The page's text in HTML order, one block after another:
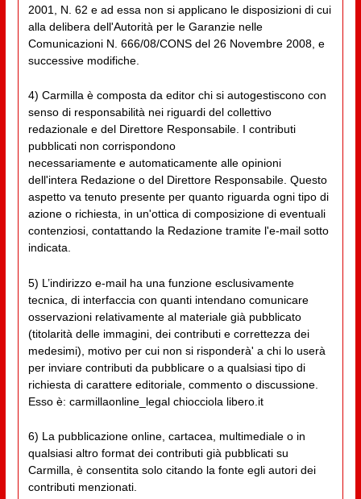
2001, N. 62 e ad essa non si applicano le disposizioni di cui
alla delibera dell'Autorità per le Garanzie nelle
Comunicazioni N. 666/08/CONS del 26 Novembre 2008, e
successive modifiche.
4) Carmilla è composta da editor chi si autogestiscono con
senso di responsabilità nei riguardi del collettivo
redazionale e del Direttore Responsabile. I contributi
pubblicati non corrispondono
necessariamente e automaticamente alle opinioni
dell'intera Redazione o del Direttore Responsabile. Questo
aspetto va tenuto presente per quanto riguarda ogni tipo di
azione o richiesta, in un'ottica di composizione di eventuali
contenziosi, contattando la Redazione tramite l'e-mail sotto
indicata.
5) L’indirizzo e-mail ha una funzione esclusivamente
tecnica, di interfaccia con quanti intendano comunicare
osservazioni relativamente al materiale già pubblicato
(titolarità delle immagini, dei contributi e correttezza dei
medesimi), motivo per cui non si risponderà' a chi lo userà
per inviare contributi da pubblicare o a qualsiasi tipo di
richiesta di carattere editoriale, commento o discussione.
Esso è: carmillaonline_legal chiocciola libero.it
6) La pubblicazione online, cartacea, multimediale o in
qualsiasi altro format dei contributi già pubblicati su
Carmilla, è consentita solo citando la fonte egli autori dei
contributi menzionati.